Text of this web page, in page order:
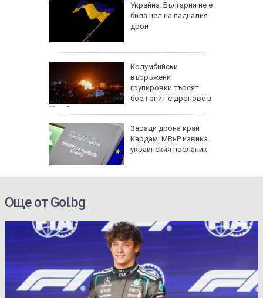
Украйна: България не е
била цел на падналия
дрон
Колумбийски
въоръжени
групировки търсят
боен опит с дронове в
Украйна
Заради дрона край
Кардам: МВнР извика
украинския посланик
Още от Gol.bg